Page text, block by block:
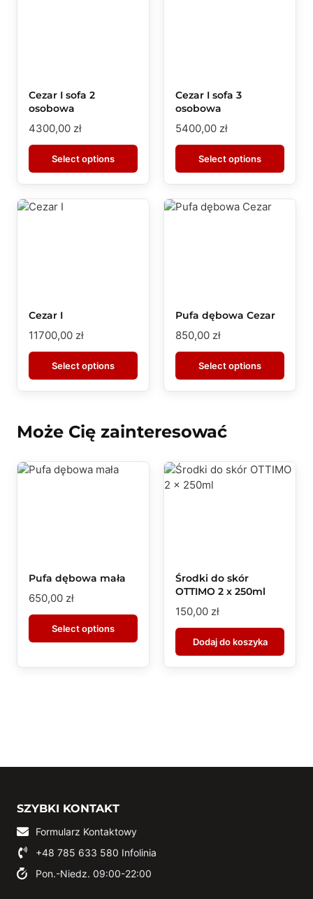
Cezar I sofa 2
osobowa
4300,00 zł
Select options
Cezar I sofa 3
osobowa
5400,00 zł
Select options
Cezar I
11700,00 zł
Select options
Pufa dębowa Cezar
850,00 zł
Select options
Może Cię zainteresować
Pufa dębowa mała
650,00 zł
Select options
Środki do skór
OTTIMO 2 x 250ml
150,00 zł
Dodaj do koszyka
SZYBKI KONTAKT
Formularz Kontaktowy
+48 785 633 580 Infolinia
Pon.-Niedz. 09:00-22:00